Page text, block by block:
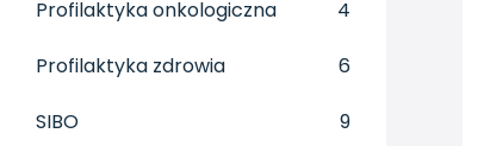
Profilaktyka onkologiczna 4
Profilaktyka zdrowia 6
SIBO 9